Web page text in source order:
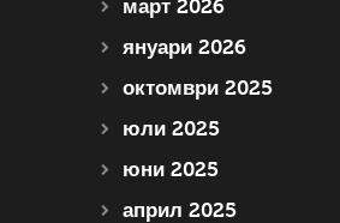
март 2026
януари 2026
октомври 2025
юли 2025
юни 2025
април 2025